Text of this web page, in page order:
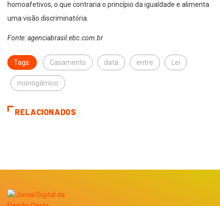
homoafetivos, o que contraria o princípio da igualdade e alimenta
uma visão discriminatória.
Fonte: agenciabrasil.ebc.com.br
Tags: Casamento data entre Lei
monogâmico
RELACIONADOS